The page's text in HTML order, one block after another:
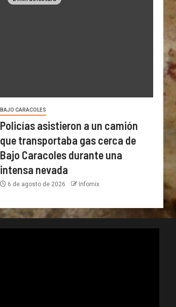
BAJO CARACOLES
Policías asistieron a un camión
que transportaba gas cerca de
Bajo Caracoles durante una
intensa nevada
6 de agosto de 2026 Infomix